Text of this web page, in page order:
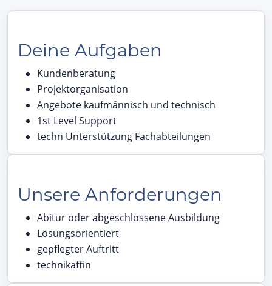
Deine Aufgaben
Kundenberatung
Projektorganisation
Angebote kaufmännisch und technisch
1st Level Support
techn Unterstützung Fachabteilungen
Unsere Anforderungen
Abitur oder abgeschlossene Ausbildung
Lösungsorientiert
gepflegter Auftritt
technikaffin